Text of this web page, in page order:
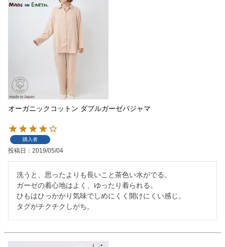
オーガニックコットン ダブルガーゼパジャマ
購入者
投稿日 2019/05/04
洗うと、思ったよりも長いこと茶色い水がでる。
ガーゼの着心地はよく、ゆったり着られる。
ひもはひっかかり気味でしめにくく開けにくい感じ。
タグがチクチクしがち。